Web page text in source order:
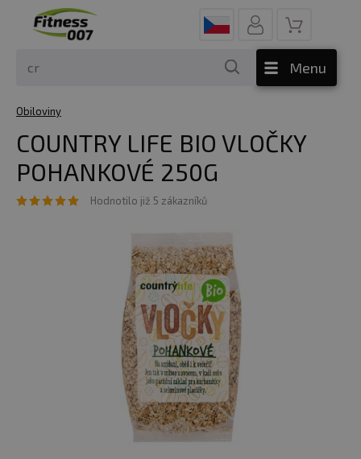
Menu
Obiloviny
COUNTRY LIFE BIO VLOČKY
POHANKOVÉ 250G
Hodnotilo již 5 zákazníků